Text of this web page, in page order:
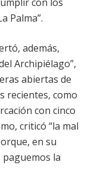
Palma”.
además,
Archipiélago”,
abiertas de
recientes, como
con cinco
criticó “la mal
en su
la